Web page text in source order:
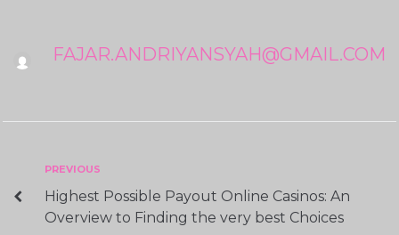
FAJAR.ANDRIYANSYAH@GMAIL.COM
Navigasi
pos
Previous
PREVIOUS
Highest Possible Payout Online Casinos: An
Overview to Finding the very best Choices